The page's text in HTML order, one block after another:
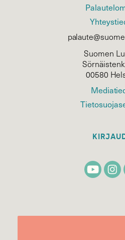
Suomen
00580